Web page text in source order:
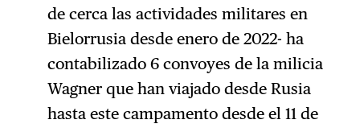
de cerca las actividades militares en
Bielorrusia desde enero de 2022- ha
contabilizado 6 convoyes de la milicia
Wagner que han viajado desde Rusia
hasta este campamento desde el 11 de